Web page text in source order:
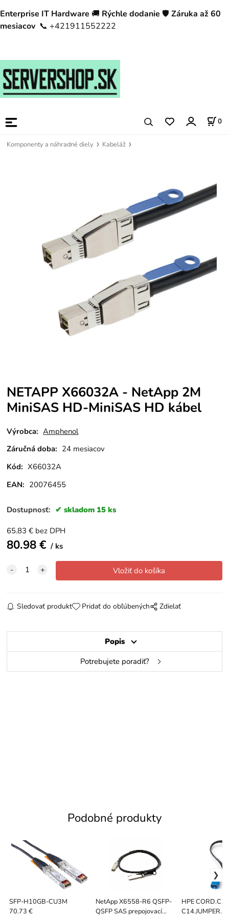
Enterprise IT Hardware 🚚 Rýchle dodanie 🛡️ Záruka až 60
mesiacov 📞 +421911552222
0
Komponenty a náhradné diely Kabeláž
NETAPP X66032A - NetApp 2M
MiniSAS HD-MiniSAS HD kábel
Výrobca: Amphenol
Záručná doba: 24 mesiacov
Kód: X66032A
EAN: 20076455
Dostupnosť: skladom 15 ks
65.83 € bez DPH
80.98€ ks
Sledovať produkt Pridať do obľúbených Zdielať
Popis
Potrebujete poradiť?
Podobné produkty
SFP-H10GB-CU3M
70.73 €
NetApp X6558-R6 QSFP-
QSFP SAS prepojovací
HPE